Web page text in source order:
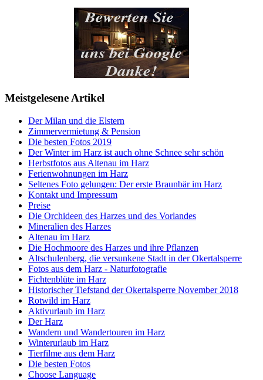
Meistgelesene Artikel
Der Milan und die Elstern
Zimmervermietung & Pension
Die besten Fotos 2019
Der Winter im Harz ist auch ohne Schnee sehr schön
Herbstfotos aus Altenau im Harz
Ferienwohnungen im Harz
Seltenes Foto gelungen: Der erste Braunbär im Harz
Kontakt und Impressum
Preise
Die Orchideen des Harzes und des Vorlandes
Mineralien des Harzes
Altenau im Harz
Die Hochmoore des Harzes und ihre Pflanzen
Altschulenberg, die versunkene Stadt in der Okertalsperre
Fotos aus dem Harz - Naturfotografie
Fichtenblüte im Harz
Historischer Tiefstand der Okertalsperre November 2018
Rotwild im Harz
Aktivurlaub im Harz
Der Harz
Wandern und Wandertouren im Harz
Winterurlaub im Harz
Tierfilme aus dem Harz
Die besten Fotos
Choose Language